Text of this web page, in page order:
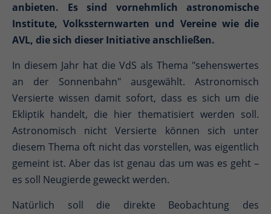
anbieten. Es sind vornehmlich astronomische
Institute, Volkssternwarten und Vereine wie die
AVL, die sich dieser Initiative anschließen.
In diesem Jahr hat die VdS als Thema "sehenswertes
an der Sonnenbahn" ausgewählt. Astronomisch
Versierte wissen damit sofort, dass es sich um die
Ekliptik handelt, die hier thematisiert werden soll.
Astronomisch nicht Versierte können sich unter
diesem Thema oft nicht das vorstellen, was eigentlich
gemeint ist. Aber das ist genau das um was es geht –
es soll Neugierde geweckt werden.
Natürlich soll die direkte Beobachtung des